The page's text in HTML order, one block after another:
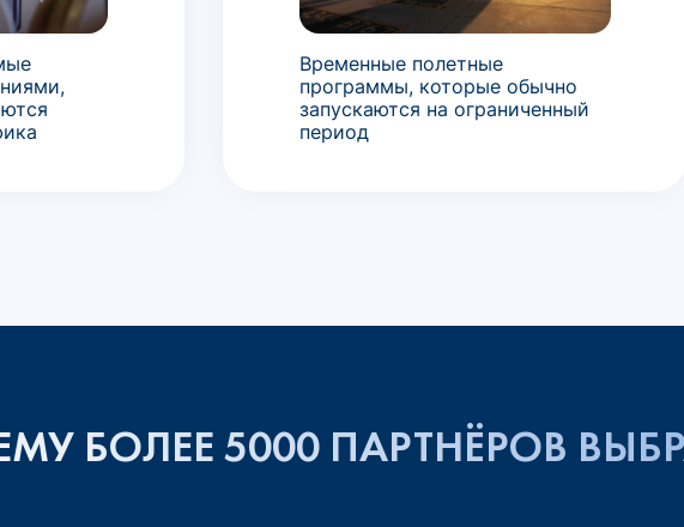
Временные полетные
программы, которые обычно
запускаются на ограниченный
период
БОЛЕЕ 5000 ПАРТНЁРОВ